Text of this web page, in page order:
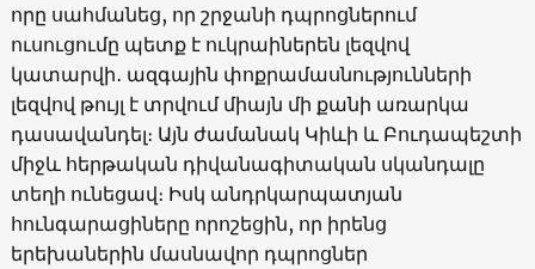
որը սահմանեց, որ շրջանի դպրոցներում
ուսուցումը պետք է ուկրաիներեն լեզվով
կատարվի․ ազգային փոքրամասնությունների
լեզվով թույլ է տրվում միայն մի քանի առարկա
դասավանդել։ Այն ժամանակ Կիևի և Բուդապեշտի
միջև հերթական դիվանագիտական սկանդալը
տեղի ունեցավ։ Իսկ անդրկարպատյան
հունգարացիները որոշեցին, որ իրենց
երեխաներին մասնավոր դպրոցներ